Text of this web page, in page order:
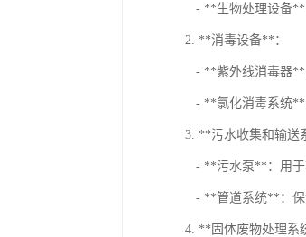
- **生物处理设备**
2. **消毒设备**：
- **紫外线消毒器**
- **氯化消毒系统**
3. **污水收集和输送
- **污水泵**：用于
- **管道系统**：保
4. **固体废物处理系